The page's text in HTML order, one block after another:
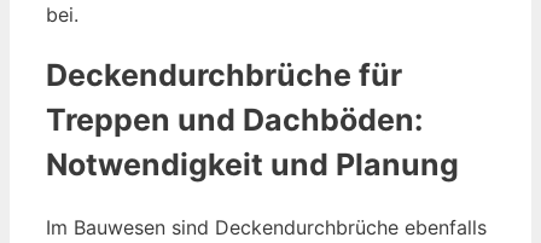
bei.
Deckendurchbrüche für
Treppen und Dachböden:
Notwendigkeit und Planung
Im Bauwesen sind Deckendurchbrüche ebenfalls